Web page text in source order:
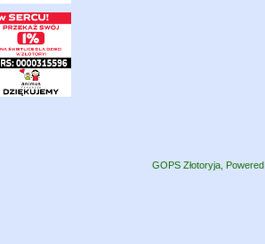
GOPS Złotoryja,